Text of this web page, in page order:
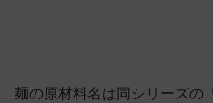
麺の原材料名は同シリーズの